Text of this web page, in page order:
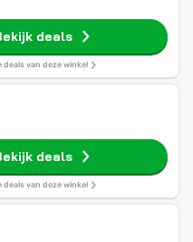
deals
deals van deze winkel
deals
deals van deze winkel